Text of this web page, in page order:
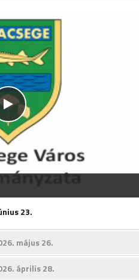
23.
május 26.
április 28.